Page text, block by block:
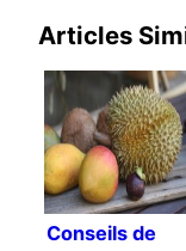
Articles
Conseils de